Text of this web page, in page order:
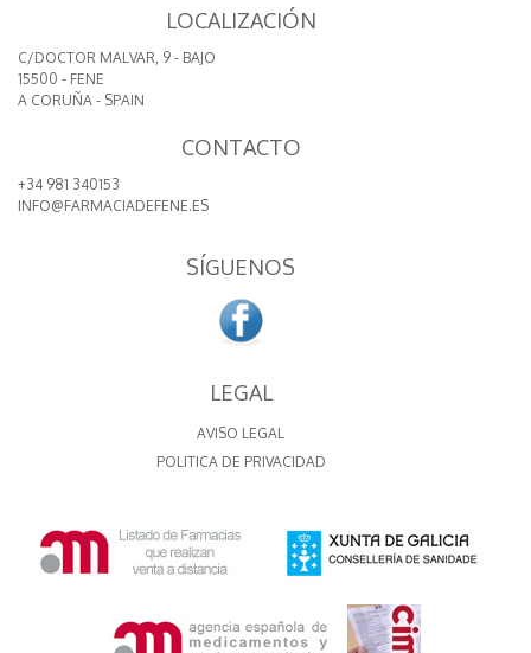
LOCALIZACIÓN
C/DOCTOR MALVAR, 9 - BAJO
15500 - FENE
A CORUÑA - SPAIN
CONTACTO
+34 981 340153
INFO@FARMACIADEFENE.ES
SÍGUENOS
LEGAL
AVISO LEGAL
POLITICA DE PRIVACIDAD